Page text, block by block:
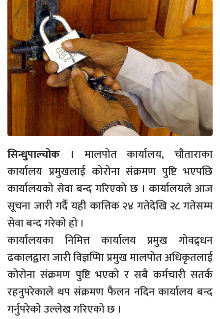
सिन्धुपाल्चोक । मालपोत कार्यालय, चौताराका
कार्यालय प्रमुखलाई कोरोना संक्रमण पुष्टि भएपछि
कार्यालयको सेवा बन्द गरिएको छ । कार्यालयले आज
सूचना जारी गर्दै यही कात्तिक २४ गतेदेखि २८ गतेसम्म
सेवा बन्द गरेको हो ।
कार्यालयका निमित्त कार्यालय प्रमुख गोवद्र्धन
ढकालद्वारा जारी विज्ञप्मिा प्रमुख मालपोत अधिकृतलाई
कोरोना संक्रमण पुष्टि भएको र सबै कर्मचारी सतर्क
रहनुपरेकाले थप संक्रमण फैलन नदिन कार्यालय बन्द
गर्नुपरेको उल्लेख गरिएको छ ।